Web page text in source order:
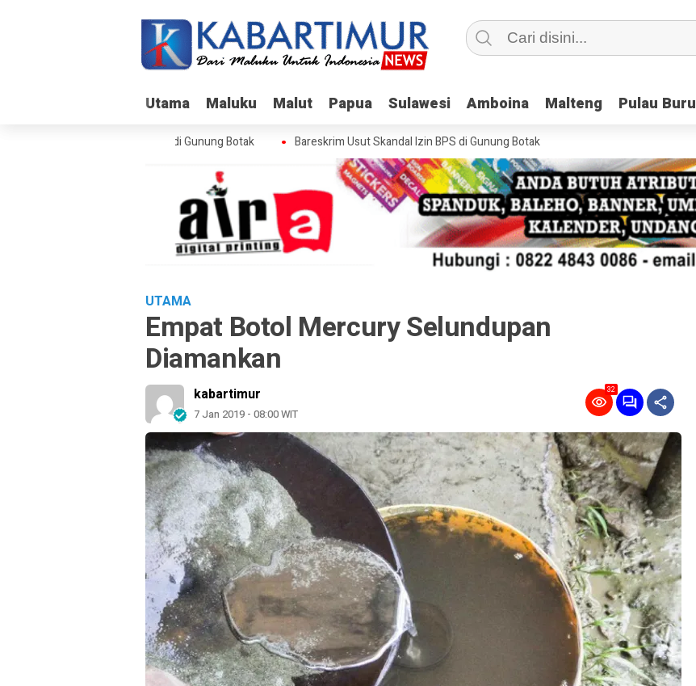
Utama Maluku Malut Papua Sulawesi Amboina Malteng Pulau Buru
Utama Maluku Malut Papua Sulawesi Amboina Malteng Pulau Buru
Usut Skandal Izin BPS di Gunung Botak Bareskrim Usut Skandal Izin BPS di Gunung Botak
UTAMA
Empat Botol Mercury Selundupan
Diamankan
kabartimur
7 Jan 2019 - 08:00 WIT
32